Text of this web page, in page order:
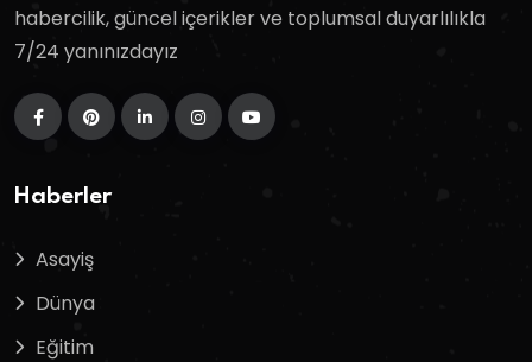
habercilik, güncel içerikler ve toplumsal duyarlılıkla
7/24 yanınızdayız
Haberler
Asayiş
Dünya
Eğitim